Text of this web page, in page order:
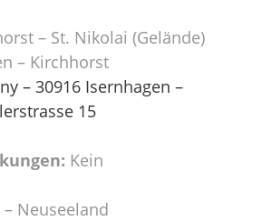
– St. Nikolai (Gelände)
– Kirchhorst
– 30916 Isernhagen –
15
Kein
Neuseeland